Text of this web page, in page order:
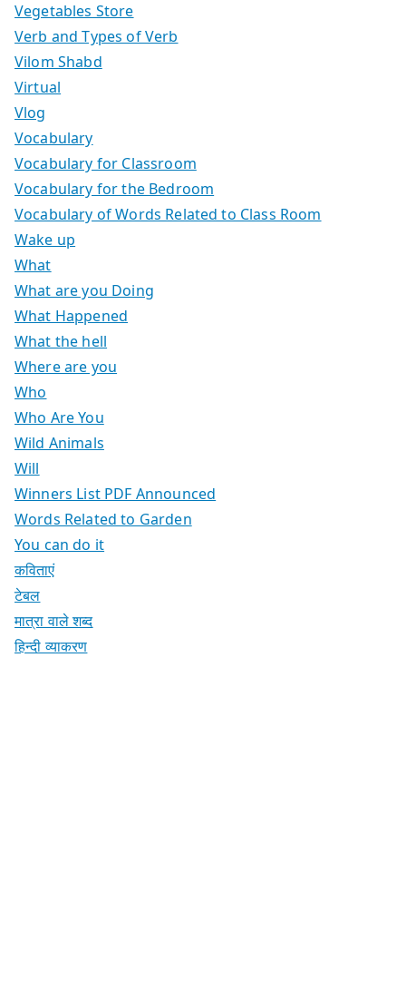
Vegetables Store
Verb and Types of Verb
Vilom Shabd
Virtual
Vlog
Vocabulary
Vocabulary for Classroom
Vocabulary for the Bedroom
Vocabulary of Words Related to Class Room
Wake up
What
What are you Doing
What Happened
What the hell
Where are you
Who
Who Are You
Wild Animals
Will
Winners List PDF Announced
Words Related to Garden
You can do it
कविताएं
टेबल
मात्रा वाले शब्द
हिन्दी व्याकरण